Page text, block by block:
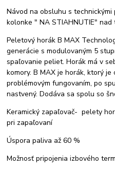
Návod na obsluhu s
kolonke " NA STIAHNUTIE" nad
Peletový horák B MAX
generácie s modulovaným 5
spaľovanie peliet. Horák má v
komory. B MAX je horák, ktorý
problémovým fungovaním, po
nastvený. Dodáva sa spolu so
Keramický zapaľovač- pelety
pri zapaľovaní
Úspora paliva až 60 %
Možnosť pripojenia izbového